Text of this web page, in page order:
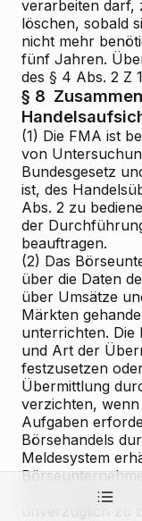
verarbeiten darf,
löschen, sobald
nicht mehr
fünf Jahren.
des § 4 Abs. 2 Z
§ 8
(1) Die FMA ist
von
Bundesgesetz
ist, des
Abs. 2 zu
der
beauftragen.
(2) Das
über die Daten
über Umsätze
Märkten
unterrichten. Die
und Art der
festzusetzen
Übermittlung
verzichten,
Aufgaben
Börsehandels
Meldesystem
alle Anfragen